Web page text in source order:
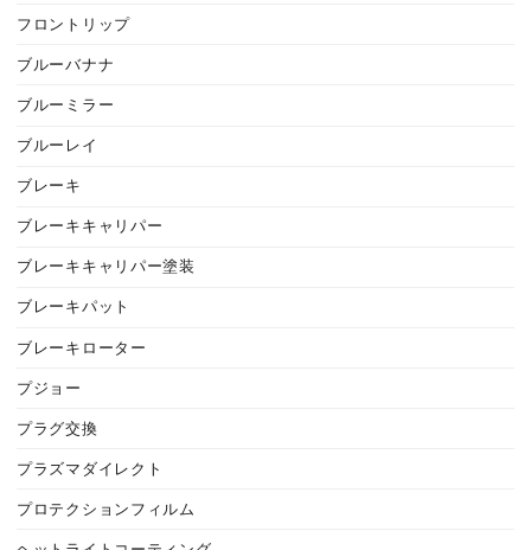
フロントリップ
ブルーバナナ
ブルーミラー
ブルーレイ
ブレーキ
ブレーキキャリパー
ブレーキキャリパー塗装
ブレーキパット
ブレーキローター
プジョー
プラグ交換
プラズマダイレクト
プロテクションフィルム